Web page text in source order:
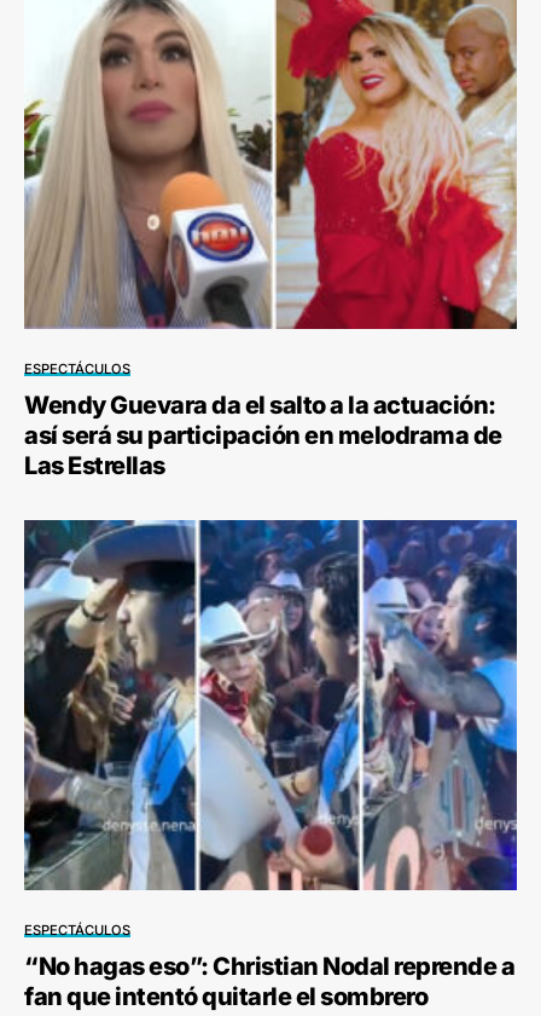
ESPECTÁCULOS
Wendy Guevara da el salto a la actuación:
así será su participación en melodrama de
Las Estrellas
ESPECTÁCULOS
“No hagas eso”: Christian Nodal reprende a
fan que intentó quitarle el sombrero